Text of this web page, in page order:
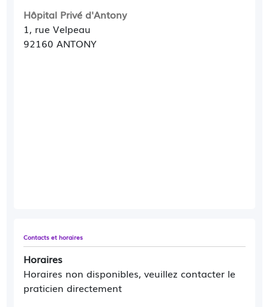
Hôpital Privé d'Antony
1, rue Velpeau
92160 ANTONY
Contacts et horaires
Horaires
Horaires non disponibles, veuillez contacter le
praticien directement